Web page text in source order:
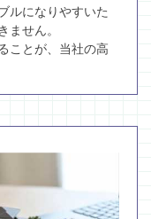
ルになりやすいた
せん。
ことが、当社の高